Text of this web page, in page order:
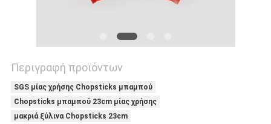
Περιγραφή προϊόντων
SGS μίας χρήσης Chopsticks μπαμπού
Chopsticks μπαμπού 23cm μίας χρήσης
μακριά ξύλινα Chopsticks 23cm